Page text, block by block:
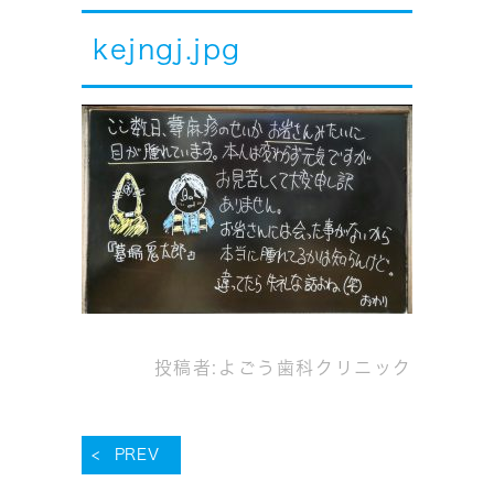
kejngj.jpg
投稿者: よごう歯科クリニック
PREV